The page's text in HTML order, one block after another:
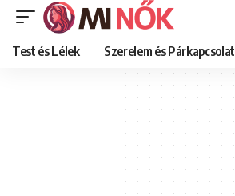
Test és Lélek Szerelem és Párkapcsolat